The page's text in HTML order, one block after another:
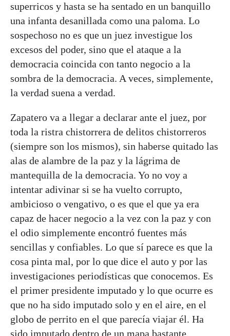
superricos y hasta se ha sentado en un banquillo
una infanta desanillada como una paloma. Lo
sospechoso no es que un juez investigue los
excesos del poder, sino que el ataque a la
democracia coincida con tanto negocio a la
sombra de la democracia. A veces, simplemente,
la verdad suena a verdad.
Zapatero va a llegar a declarar ante el juez, por
toda la ristra chistorrera de delitos chistorreros
(siempre son los mismos), sin haberse quitado las
alas de alambre de la paz y la lágrima de
mantequilla de la democracia. Yo no voy a
intentar adivinar si se ha vuelto corrupto,
ambicioso o vengativo, o es que el que ya era
capaz de hacer negocio a la vez con la paz y con
el odio simplemente encontró fuentes más
sencillas y confiables. Lo que sí parece es que la
cosa pinta mal, por lo que dice el auto y por las
investigaciones periodísticas que conocemos. Es
el primer presidente imputado y lo que ocurre es
que no ha sido imputado solo y en el aire, en el
globo de perrito en el que parecía viajar él. Ha
sido imputado dentro de un mapa bastante